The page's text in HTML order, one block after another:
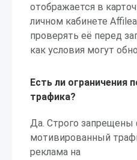
отображается в
личном кабинете
проверять её перед
как условия могут
Есть ли ограничения
трафика?
Да. Строго запрещены
мотивированный
реклама на